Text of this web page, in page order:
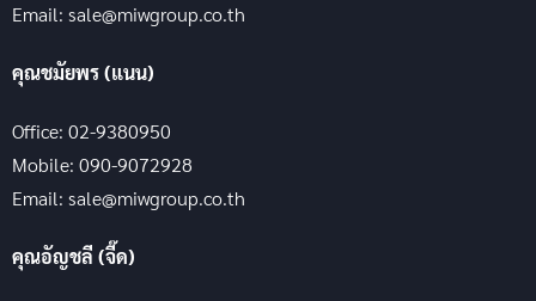
Email: sale@miwgroup.co.th
คุณชมัยพร (แนน)
Office: 02-9380950
Mobile: 090-9072928
Email: sale@miwgroup.co.th
คุณอัญชลี (จี๊ด)